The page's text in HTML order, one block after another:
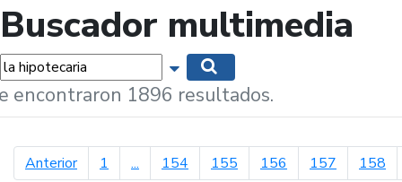
Buscador multimedia
Mostrar opciones de búsqueda
encontraron 1896 resultados.
Anteriorpágina anterior
1 ... 154 155 156 157 158